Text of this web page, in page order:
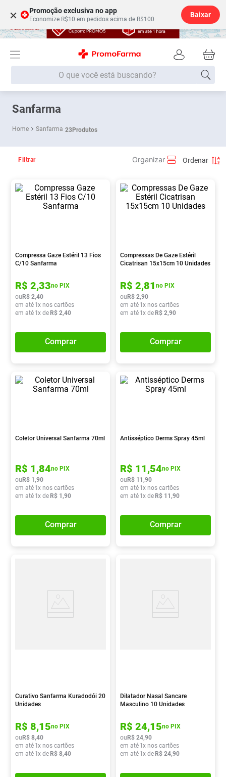
× Promoção exclusiva no app
Economize R$10 em pedidos acima de R$100
Baixar
O que você está buscando?
Sanfarma
Sanfarma 23Produtos
Filtrar
Compressa Gaze Estéril 13 Fios
C/10 Sanfarma
R$ 2,33no PIX
ouR$ 2,40
em até 1x nos cartões
em até 1x deR$ 2,40
Comprar
Compressas De Gaze Estéril
Cicatrisan 15x15cm 10 Unidades
R$ 2,81 no PIX
ouR$ 2,90
em até 1x nos cartões
em até 1x deR$ 2,90
Comprar
Coletor Universal Sanfarma 70ml
R$ 1,84no PIX
ouR$ 1 ,90
em até 1x nos cartões
em até 1x deR$ 1 ,90
Comprar
Antisséptico Derms Spray 45ml
R$ 11,54no PIX
ouR$ 11 ,90
em até 1x nos cartões
em até 1x deR$ 11 ,90
Comprar
Curativo Sanfarma Kuradodói 20
Unidades
R$ 8,15no PIX
ouR$ 8,40
em até 1x nos cartões
em até 1x deR$ 8,40
Dilatador Nasal Sancare
Masculino 10 Unidades
R$ 24,15no PIX
ouR$ 24,90
em até 1x nos cartões
em até 1x deR$ 24,90
Termos mais buscados
1 º Fralda
3º
º Fralda G
Shampoo
9º Vitamina D